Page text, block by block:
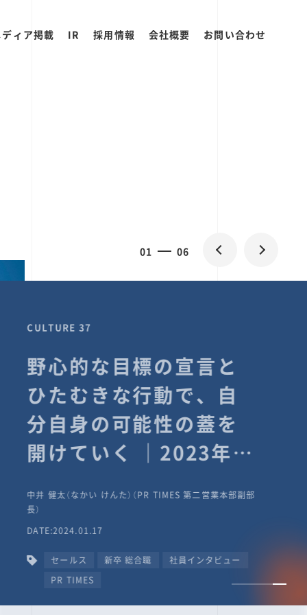
ィア掲載 IR 採用情報 会社概要 お問い合わせ
01 06
CULTURE 37
野心的な目標の宣言と
ひたむきな行動で、自
分自身の可能性の蓋を
開けていく ｜2023年度
タビュー #PR
TIMESな人たち
中井 健太（なかい けんた）（PR TIMES 第二営業本部副部
長）
DATE:2024.01.17
セールス 新卒 総合職
社員インタビュー
PR TIMES